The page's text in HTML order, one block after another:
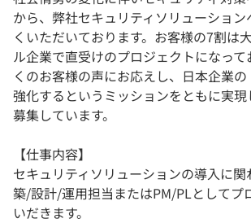
から、弊社セキュリティソリューショ
くいただいております。お客様の7割は
ル企業で直受けのプロジェクトになって
くのお客様の声にお応えし、日本企業
強化するというミッションをともに実
募集しています。
【仕事内容】
セキュリティソリューションの導入に
築/設計/運用担当またはPM/PLとしてプ
いだきます。